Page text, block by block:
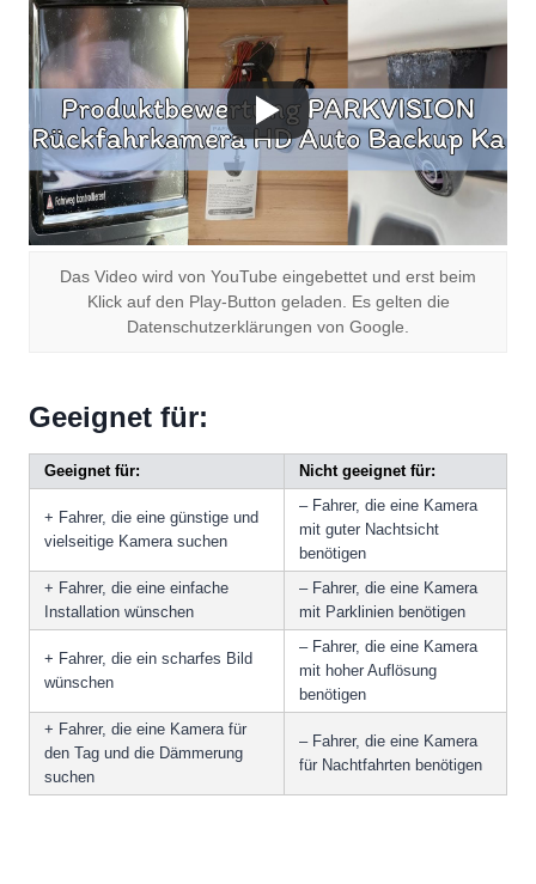
Das Video wird von YouTube eingebettet und erst beim
Klick auf den Play-Button geladen. Es gelten die
Datenschutzerklärungen von Google.
Geeignet für:
Geeignet für: Nicht geeignet für:
+ Fahrer, die eine günstige und
vielseitige Kamera suchen
– Fahrer, die eine Kamera
mit guter Nachtsicht
benötigen
+ Fahrer, die eine einfache
Installation wünschen
– Fahrer, die eine Kamera
mit Parklinien benötigen
+ Fahrer, die ein scharfes Bild
wünschen
– Fahrer, die eine Kamera
mit hoher Auflösung
benötigen
+ Fahrer, die eine Kamera für
den Tag und die Dämmerung
suchen
– Fahrer, die eine Kamera
für Nachtfahrten benötigen